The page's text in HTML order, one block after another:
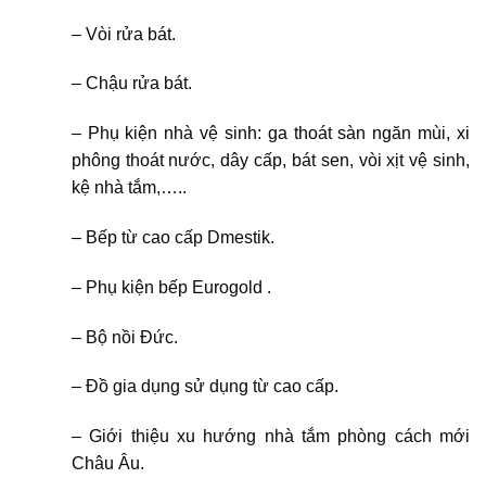
– Vòi rửa bát.
– Chậu rửa bát.
– Phụ kiện nhà vệ sinh: ga thoát sàn ngăn mùi, xi
phông thoát nước, dây cấp, bát sen, vòi xịt vệ sinh,
kệ nhà tắm,…..
– Bếp từ cao cấp Dmestik.
– Phụ kiện bếp Eurogold .
– Bộ nồi Đức.
– Đồ gia dụng sử dụng từ cao cấp.
– Giới thiệu xu hướng nhà tắm phòng cách mới
Châu Âu.